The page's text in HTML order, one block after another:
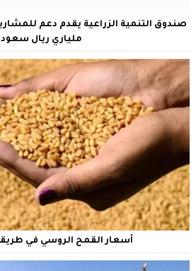
صندوق التنمية الزراعية يقدم دعم
ملياري ريال
أسعار القمح الروسي في